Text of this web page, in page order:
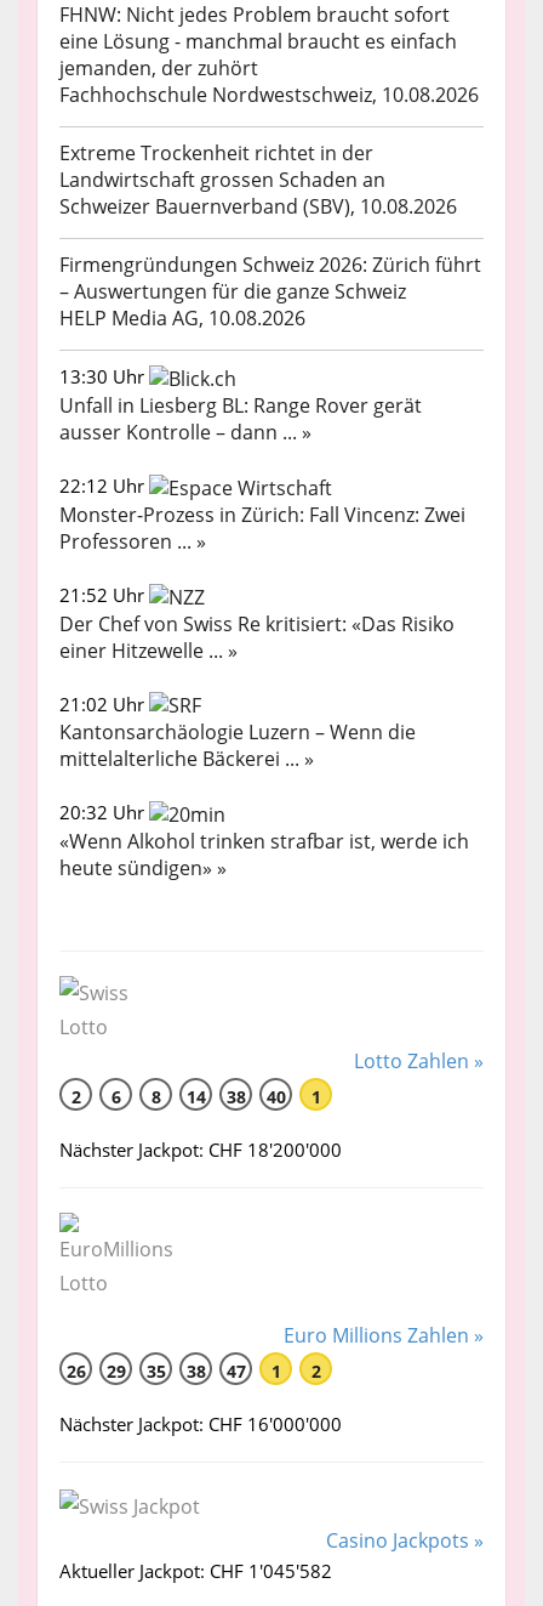
FHNW: Nicht jedes Problem braucht sofort
eine Lösung - manchmal braucht es einfach
jemanden, der zuhört
Fachhochschule Nordwestschweiz, 10.08.2026
Extreme Trockenheit richtet in der
Landwirtschaft grossen Schaden an
Schweizer Bauernverband (SBV), 10.08.2026
Firmengründungen Schweiz 2026: Zürich führt
– Auswertungen für die ganze Schweiz
HELP Media AG, 10.08.2026
13:30 Uhr
Unfall in Liesberg BL: Range Rover gerät
ausser Kontrolle – dann ... »
22:12 Uhr
Monster-Prozess in Zürich: Fall Vincenz: Zwei
Professoren ... »
21:52 Uhr
Der Chef von Swiss Re kritisiert: «Das Risiko
einer Hitzewelle ... »
21:02 Uhr
Kantonsarchäologie Luzern – Wenn die
mittelalterliche Bäckerei ... »
20:32 Uhr
«Wenn Alkohol trinken strafbar ist, werde ich
heute sündigen» »
Lotto Zahlen »
2 6 8 14 38 40 1
Nächster Jackpot: CHF 18'200'000
Euro Millions Zahlen »
26 29 35 38 47 1 2
Nächster Jackpot: CHF 16'000'000
Casino Jackpots »
Aktueller Jackpot: CHF 1'045'582